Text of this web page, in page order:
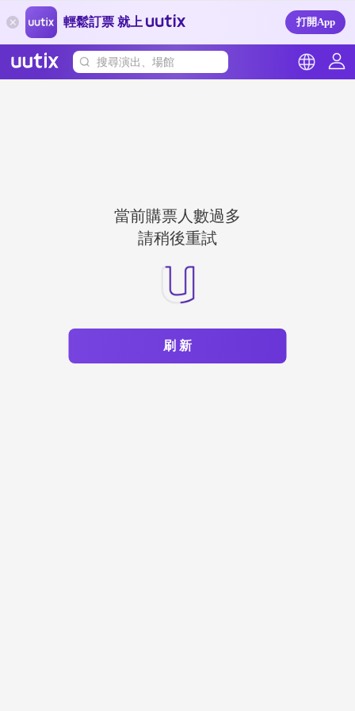
輕鬆訂票 就上 打開App
搜尋演出、場館
當前購票人數過多
請稍後重試
刷 新